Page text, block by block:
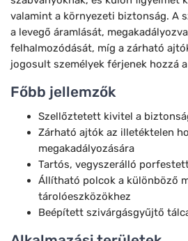
valamint a környezeti biztonság. A
a levegő áramlását,
felhalmozódását, míg a zárható
jogosult személyek férjenek hozzá
Főbb jellemzők
Szellőztetett kivitel a
Zárható ajtók az illetéktelen
megakadályozására
Tartós, vegyszerálló
Állítható polcok a különböző
tárolóeszközökhez
Beépített szivárgásgyűjtő